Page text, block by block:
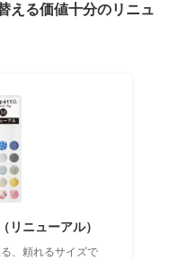
える価値十分のリニュ
ニューアル）
、頼れるサイズで